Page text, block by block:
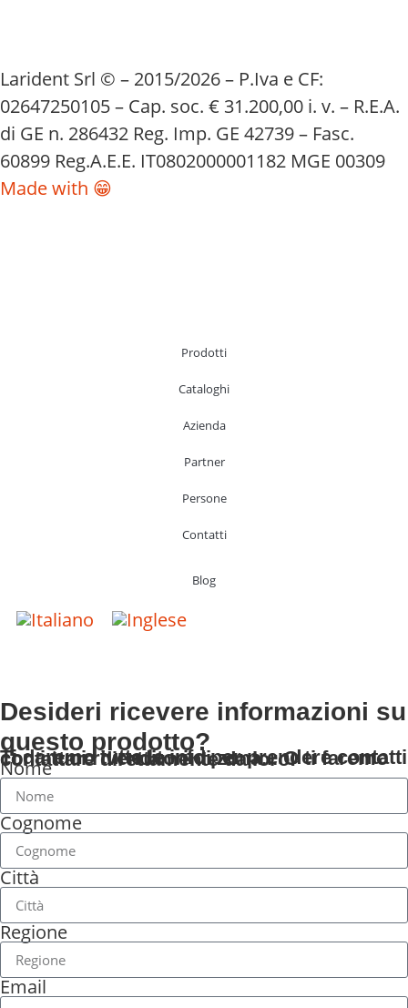
Larident Srl © – 2015/2026 – P.Iva e CF:
02647250105 – Cap. soc. € 31.200,00 i. v. – R.E.A.
di GE n. 286432 Reg. Imp. GE 42739 – Fasc.
60899 Reg.A.E.E. IT0802000001182 MGE 00309
Made with 😁
Prodotti
Cataloghi
Azienda
Partner
Persone
Contatti
Blog
Desideri ricevere informazioni su
questo prodotto?
Ti daremo tutte le info per prendere contatti con i tuoi rivenditori di zona... O ti faremo contattare direttamente da loro!
Nome
Cognome
Città
Regione
Email